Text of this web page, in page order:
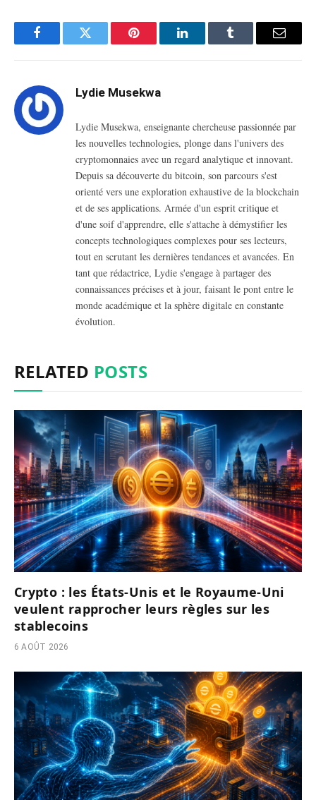
FacebookTwitter Pinterest LinkedInTumblr Email
Lydie Musekwa
Lydie Musekwa, enseignante chercheuse passionnée par
les nouvelles technologies, plonge dans l'univers des
cryptomonnaies avec un regard analytique et innovant.
Depuis sa découverte du bitcoin, son parcours s'est
orienté vers une exploration exhaustive de la blockchain
et de ses applications. Armée d'un esprit critique et
d'une soif d'apprendre, elle s'attache à démystifier les
concepts technologiques complexes pour ses lecteurs,
tout en scrutant les dernières tendances et avancées. En
tant que rédactrice, Lydie s'engage à partager des
connaissances précises et à jour, faisant le pont entre le
monde académique et la sphère digitale en constante
évolution.
RELATED POSTS
Crypto : les États-Unis et le Royaume-Uni
veulent rapprocher leurs règles sur les
stablecoins
6 AOÛT 2026